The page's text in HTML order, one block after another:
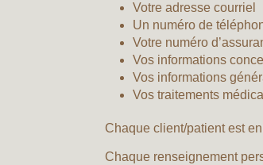
Votre adresse courriel
Un numéro de
Votre numéro
Vos informations
Vos informations
Vos traitements
Chaque client/patient est
Chaque renseignement